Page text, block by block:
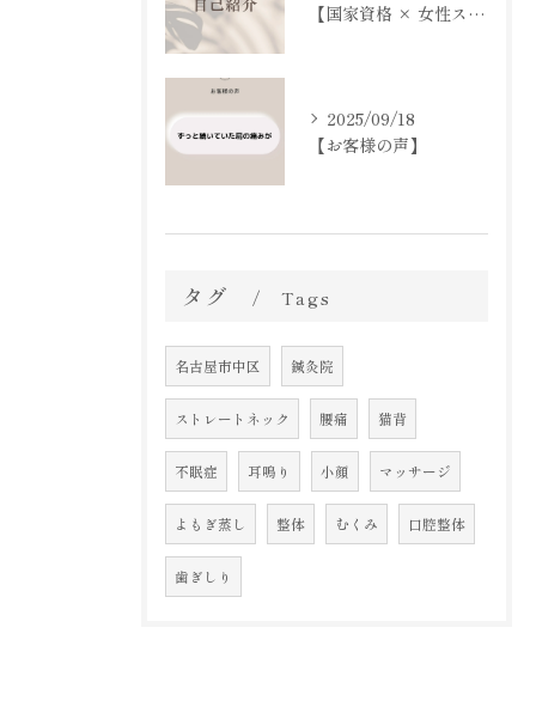
【国家資格 × 女性スタッフによる安心施術】
2025/09/18
【お客様の声】
タグ Tags
名古屋市中区 鍼灸院
ストレートネック 腰痛 猫背
不眠症 耳鳴り 小顔 マッサージ
よもぎ蒸し 整体 むくみ 口腔整体
歯ぎしり